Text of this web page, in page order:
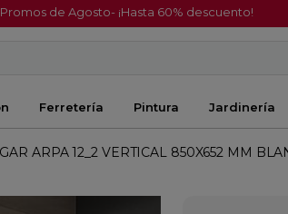
de Agosto- ¡Hasta 60% descuento!
Ferretería Pintura Jardinería
ARPA 12_2 VERTICAL 850X652 MM